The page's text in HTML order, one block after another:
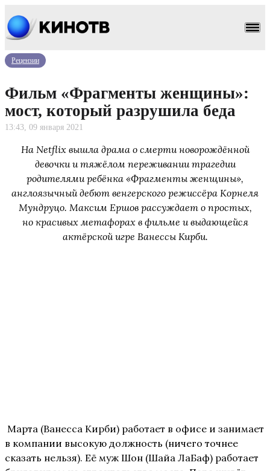
Рецензии
Фильм «Фрагменты женщины»:
мост, который разрушила беда
13:43, 09 января 2021
На Netflix вышла драма о смерти новорождённой
девочки и тяжёлом переживании трагедии
родителями ребёнка «Фрагменты женщины»,
англоязычный дебют венгерского режиссёра Корнеля
Мундруцо. Максим Ершов рассуждает о простых,
но красивых метафорах в фильме и выдающейся
актёрской игре Ванессы Кирби.
Марта (Ванесса Кирби) работает в офисе и занимает
в компании высокую должность (ничего точнее
сказать нельзя). Её муж Шон (Шайа ЛаБаф) работает